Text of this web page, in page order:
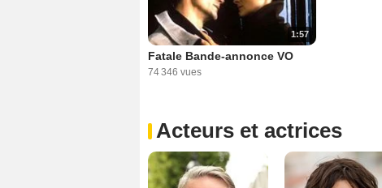
1:57
Fatale Bande-annonce VO
74 346 vues
Acteurs et actrices